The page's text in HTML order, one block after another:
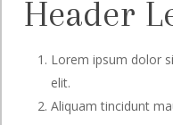
Header
Lorem ipsum dolor
elit.
Aliquam tincidunt